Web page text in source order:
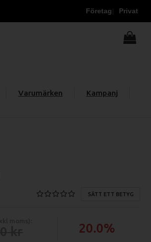
Företag Privat
Varumärken
Kampanj
SÄTT ETT BETYG
20.0%